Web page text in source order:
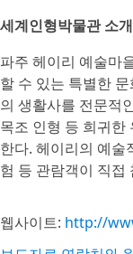
세계인형박물관 소개
파주 헤이리 예술마
할 수 있는 특별한
의 생활사를 전문적
목조 인형 등 희귀한
한다. 헤이리의 예술
험 등 관람객이 직접
웹사이트: http://